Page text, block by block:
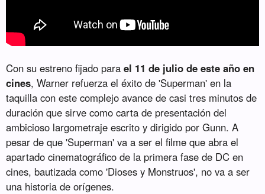
Con su estreno fijado parael 11 de julio de este año en
cines, Warner refuerza el éxito de 'Superman' en la
taquilla con este complejo avance de casi tres minutos de
duración que sirve como carta de presentación del
ambicioso largometraje escrito y dirigido por Gunn. A
pesar de que 'Superman' va a ser el filme que abra el
apartado cinematográfico de la primera fase de DC en
cines, bautizada como 'Dioses y Monstruos', no va a ser
una historia de orígenes.